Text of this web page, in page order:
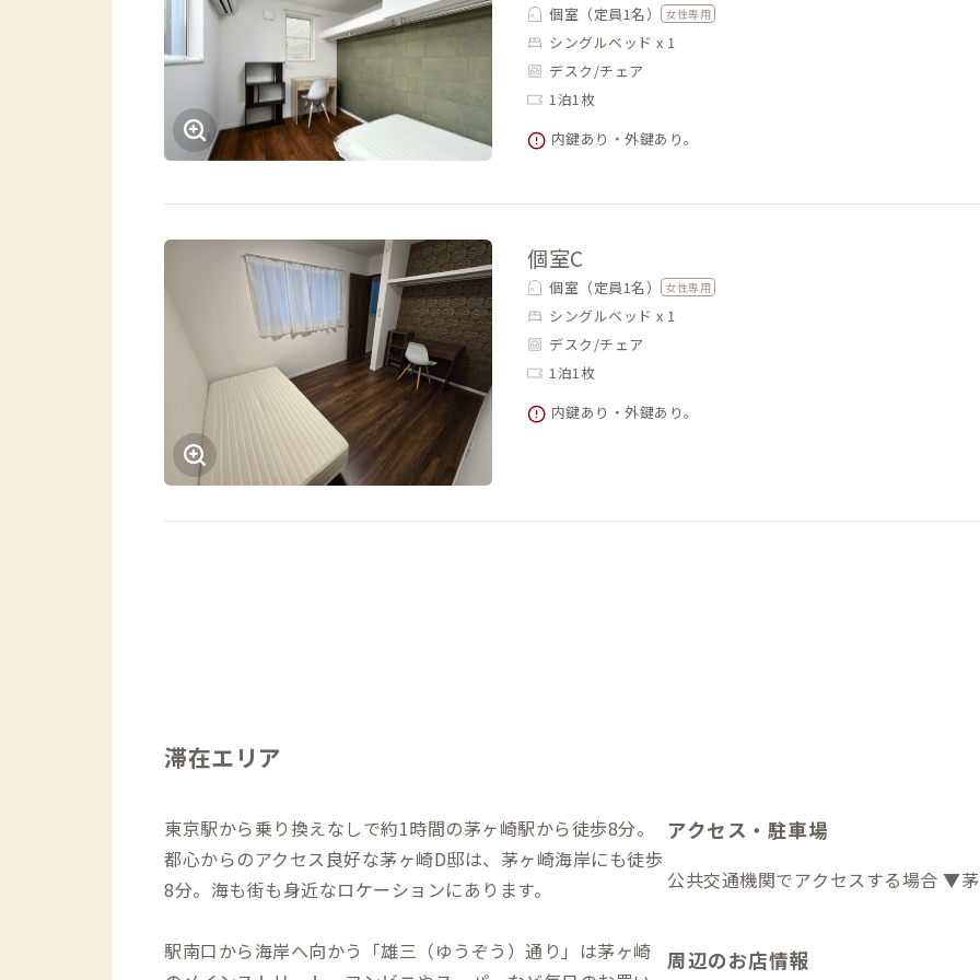
個室（定員1名） 女性専用
シングルベッド x 1
デスク/チェア
1泊1枚
内鍵あり・外鍵あり。
個室C
個室（定員1名） 女性専用
シングルベッド x 1
デスク/チェア
1泊1枚
内鍵あり・外鍵あり。
滞在エリア
東京駅から乗り換えなしで約1時間の茅ヶ崎駅から徒歩8分。
都心からのアクセス良好な茅ヶ崎D邸は、茅ヶ崎海岸にも徒歩
8分。海も街も身近なロケーションにあります。
駅南口から海岸へ向かう「雄三（ゆうぞう）通り」は茅ヶ崎
アクセス・駐車場
公共交通機関でアクセスする場合
周辺のお店情報